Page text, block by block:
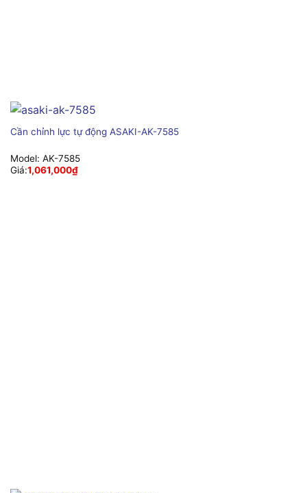
Cần chỉnh lực tự động ASAKI-AK-7585
Model: AK-7585
Giá:1,061,000₫